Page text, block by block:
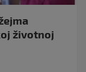
životnoj